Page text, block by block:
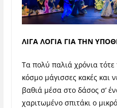
ΛΙΓΑ ΛΟΓΙΑ ΓΙΑ ΤΗΝ
Τα πολύ παλιά χρόνια
κόσμο μάγισσες κακές και
βαθιά μέσα στο δάσος σ’
χαριτωμένο σπιτάκι ο